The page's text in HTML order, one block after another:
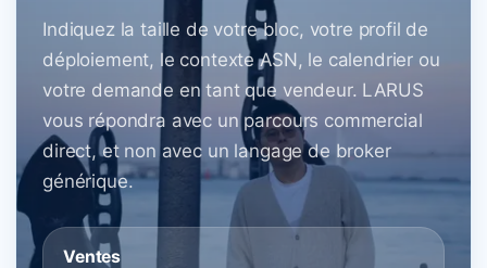
Indiquez la taille de votre bloc, votre profil de
déploiement, le contexte ASN, le calendrier ou
votre demande en tant que vendeur. LARUS
vous répondra avec un parcours commercial
direct, et non avec un langage de broker
générique.
Ventes